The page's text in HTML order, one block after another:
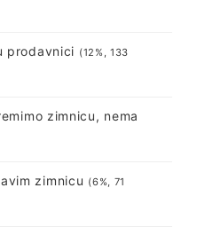
prodavnici (12%, 133
zimnicu, nema
zimnicu (6%, 71